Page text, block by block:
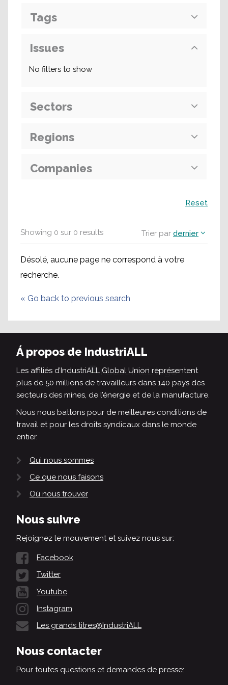
Showing 0 sur 0 results Trier par dernier
Désolé, aucune page ne correspond à votre
recherche.
« Go back to previous search
Tags
Issues
No filters to show
Sectors
Regions
Companies
Reset
Á propos de IndustriALL
Les affiliés d’IndustriALL Global Union représentent
plus de 50 millions de travailleurs dans 140 pays des
secteurs des mines, de l’énergie et de la manufacture.
Nous nous battons pour de meilleures conditions de
travail et pour les droits syndicaux dans le monde
entier.
Qui nous sommes
Ce que nous faisons
Où nous trouver
Nous suivre
Rejoignez le mouvement et suivez nous sur:
Facebook
Twitter
Youtube
Instagram
Les grands titres@IndustriALL
Nous contacter
Pour toutes questions et demandes de presse: